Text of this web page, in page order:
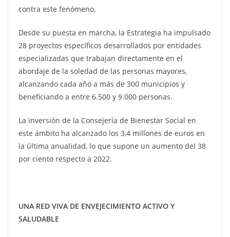
contra este fenómeno.
Desde su puesta en marcha, la Estrategia ha impulsado
28 proyectos específicos desarrollados por entidades
especializadas que trabajan directamente en el
abordaje de la soledad de las personas mayores,
alcanzando cada año a más de 300 municipios y
beneficiando a entre 6.500 y 9.000 personas.
La inversión de la Consejería de Bienestar Social en
este ámbito ha alcanzado los 3,4 millones de euros en
la última anualidad, lo que supone un aumento del 38
por ciento respecto a 2022.
UNA RED VIVA DE ENVEJECIMIENTO ACTIVO Y
SALUDABLE